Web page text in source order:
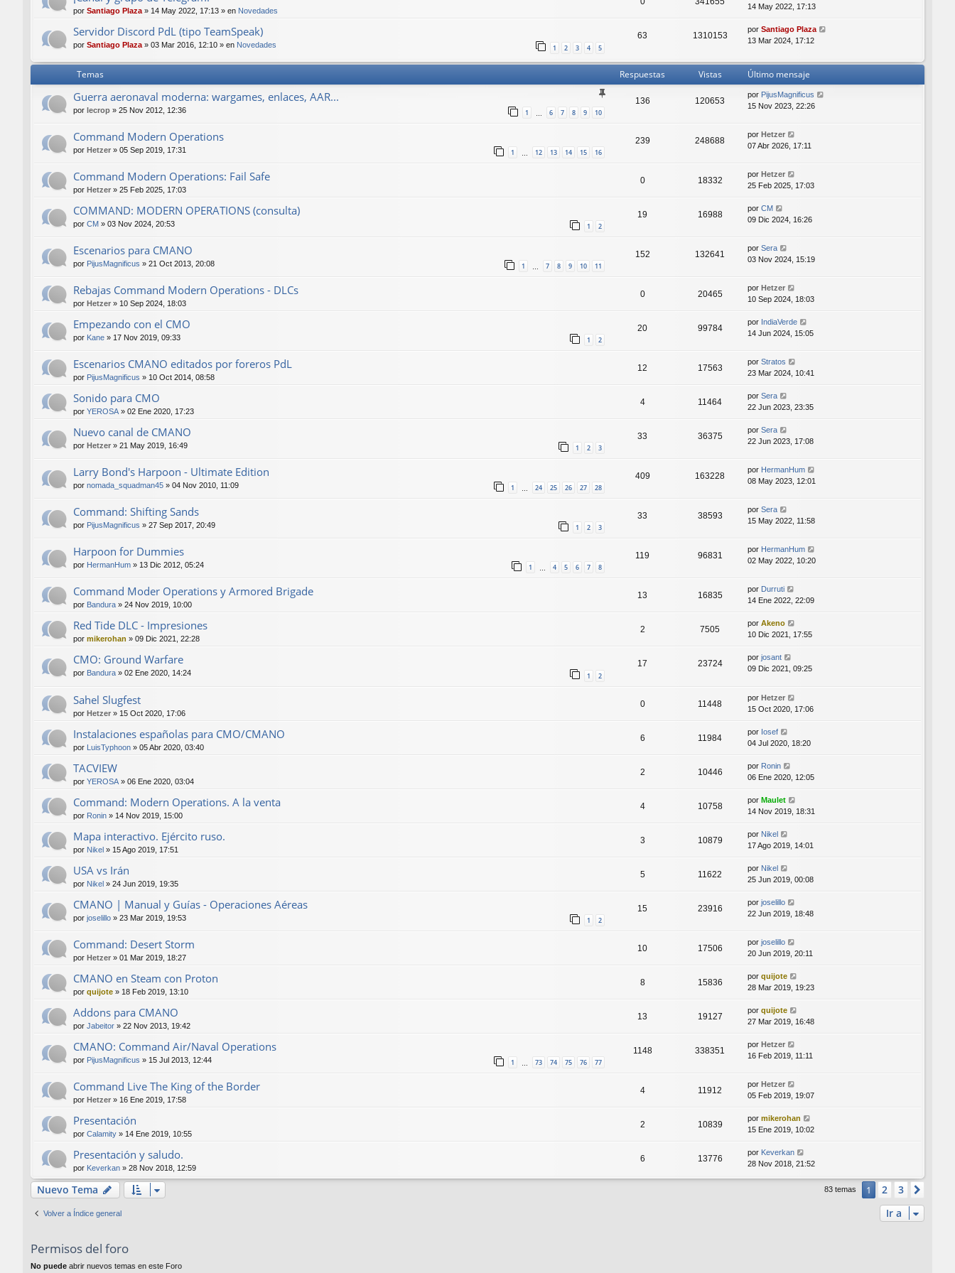
por Santiago Plaza» 14 May 2022, 17:13 » en Novedades
14 May 2022, 17:13
Servidor Discord PdL (tipo TeamSpeak)
por Santiago Plaza» 03 Mar 2016, 12:10 » en Novedades 1 2 3 4 5
63 1310153
por Santiago Plaza
13 Mar 2024, 17:12
Temas Respuestas Vistas Último mensaje
Guerra aeronaval moderna: wargames, enlaces, AAR...
por lecrop » 25 Nov 2012, 12:36 1 6 7 8 9 10
136 120653
por PijusMagnificus
15 Nov 2023, 22:26
Command Modern Operations
por Hetzer » 05 Sep 2019, 17:31 1 12 13 14 15 16
239 248688
por Hetzer
07 Abr 2026, 17:11
Command Modern Operations: Fail Safe
por Hetzer » 25 Feb 2025, 17:03
0 18332
por Hetzer
25 Feb 2025, 17:03
COMMAND: MODERN OPERATIONS (consulta)
por CM » 03 Nov 2024, 20:53 1 2
19 16988
por CM
09 Dic 2024, 16:26
Escenarios para CMANO
por PijusMagnificus » 21 Oct 2013, 20:08 1 7 8 9 10 11
152 132641
por Sera
03 Nov 2024, 15:19
Rebajas Command Modern Operations - DLCs
por Hetzer » 10 Sep 2024, 18:03
0 20465
por Hetzer
10 Sep 2024, 18:03
Empezando con el CMO
por Kane » 17 Nov 2019, 09:33 1 2
20 99784
por IndiaVerde
14 Jun 2024, 15:05
Escenarios CMANO editados por foreros PdL
por PijusMagnificus » 10 Oct 2014, 08:58
12 17563
por Stratos
23 Mar 2024, 10:41
Sonido para CMO
por YEROSA » 02 Ene 2020, 17:23
4 11464
por Sera
22 Jun 2023, 23:35
Nuevo canal de CMANO
por Hetzer » 21 May 2019, 16:49 1 2 3
33 36375
por Sera
22 Jun 2023, 17:08
Larry Bond's Harpoon - Ultimate Edition
por nomada_squadman45 » 04 Nov 2010, 11:09 1 … 24 25 26 27 28
409 163228
por HermanHum
08 May 2023, 12:01
Command: Shifting Sands
por PijusMagnificus » 27 Sep 2017, 20:49 1 2 3
33 38593
por Sera
15 May 2022, 11:58
Harpoon for Dummies
por HermanHum » 13 Dic 2012, 05:24 1 … 4 5 6 7 8
119 96831
por HermanHum
02 May 2022, 10:20
Command Moder Operations y Armored Brigade
por Bandura » 24 Nov 2019, 10:00
13 16835
por Durruti
14 Ene 2022, 22:09
Red Tide DLC - Impresiones
por mikerohan » 09 Dic 2021, 22:28
2 7505
por Akeno
10 Dic 2021, 17:55
CMO: Ground Warfare
por Bandura » 02 Ene 2020, 14:24 1 2
17 23724
por josant
09 Dic 2021, 09:25
Sahel Slugfest
por Hetzer » 15 Oct 2020, 17:06
0 11448
por Hetzer
15 Oct 2020, 17:06
Instalaciones españolas para CMO/CMANO
por LuisTyphoon » 05 Abr 2020, 03:40
6 11984
por Iosef
04 Jul 2020, 18:20
TACVIEW
por YEROSA » 06 Ene 2020, 03:04
2 10446
por Ronin
06 Ene 2020, 12:05
Command: Modern Operations. A la venta
por Ronin » 14 Nov 2019, 15:00
4 10758
por Maulet
14 Nov 2019, 18:31
Mapa interactivo. Ejército ruso.
por Nikel » 15 Ago 2019, 17:51
3 10879
por Nikel
17 Ago 2019, 14:01
USA vs Irán
por Nikel » 24 Jun 2019, 19:35
5 11622
por Nikel
25 Jun 2019, 00:08
CMANO | Manual y Guías - Operaciones Aéreas
por joselillo » 23 Mar 2019, 19:53 1 2
15 23916
por joselillo
22 Jun 2019, 18:48
Command: Desert Storm
por Hetzer » 01 Mar 2019, 18:27
10 17506
por joselillo
20 Jun 2019, 20:11
CMANO en Steam con Proton
por quijote » 18 Feb 2019, 13:10
8 15836
por quijote
28 Mar 2019, 19:23
Addons para CMANO
por Jabeitor » 22 Nov 2013, 19:42
13 19127
por quijote
27 Mar 2019, 16:48
CMANO: Command Air/Naval Operations
por PijusMagnificus » 15 Jul 2013, 12:44 1 73 74 75 76 77
1148 338351
por Hetzer
16 Feb 2019, 11:11
Command Live The King of the Border
por Hetzer » 16 Ene 2019, 17:58
4 11912
por Hetzer
05 Feb 2019, 19:07
Presentación
por Calamity » 14 Ene 2019, 10:55
2 10839
por mikerohan
15 Ene 2019, 10:02
Presentación y saludo.
por Keverkan » 28 Nov 2018, 12:59
6 13776
por Keverkan
28 Nov 2018, 21:52
Nuevo Tema 83 temas 1 2 3
Volver a Índice general Ir a
Permisos del foro
No puede abrir nuevos temas en este Foro